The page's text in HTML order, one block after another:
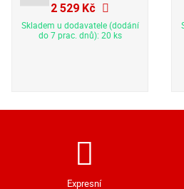
2 529 Kč
Skladem u dodavatele (dodání
do 7 prac. dnů): 20 ks
Expresní